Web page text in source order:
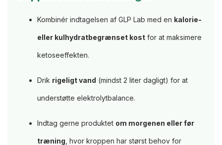
Kombinér indtagelsen af GLP Lab med en kalorie-
eller kulhydratbegrænset kost for at maksimere
ketoseeffekten.
Drik rigeligt vand (mindst 2 liter dagligt) for at
understøtte elektrolytbalance.
Indtag gerne produktet om morgenen eller før
træning , hvor kroppen har størst behov for